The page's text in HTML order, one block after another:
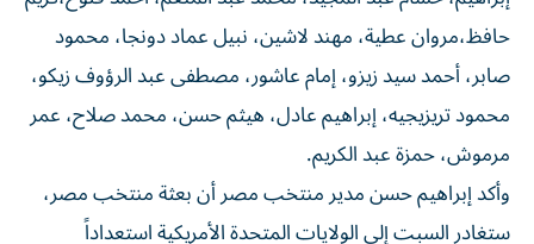
حافظ،مروان عطية، مهند لاشين، نبيل عماد دونجا، محمود
صابر، أحمد سيد زيزو، إمام عاشور، مصطفى عبد الرؤوف زيكو،
محمود تريزيجيه، إبراهيم عادل، هيثم حسن، محمد صلاح، عمر
مرموش، حمزة عبد الكريم.
وأكد إبراهيم حسن مدير منتخب مصر أن بعثة منتخب مصر،
ستغادر السبت إلى الولايات المتحدة الأمريكية استعداداً